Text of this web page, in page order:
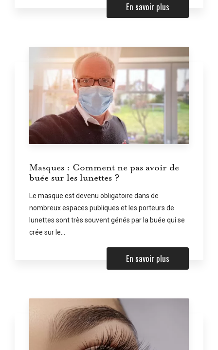
En savoir plus
Masques : Comment ne pas avoir de
buée sur les lunettes ?
Le masque est devenu obligatoire dans de
nombreux espaces publiques et les porteurs de
lunettes sont très souvent génés par la buée qui se
crée sur le...
En savoir plus